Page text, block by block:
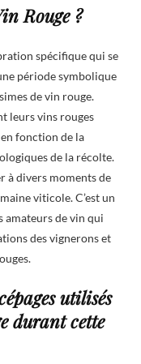
Rouge ?
spécifique qui se
période symbolique
de vin rouge.
leurs vins rouges
fonction de la
de la récolte.
à divers moments de
viticole. C’est un
amateurs de vin qui
des vignerons et
utilisés
durant cette